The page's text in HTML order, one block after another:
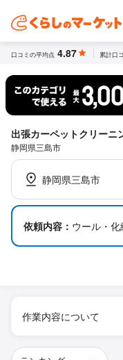
口コミの平均点 4.87 累計口
出張カーペットクリーニ
静岡県三島市
静岡県三島市
依頼内容： ウール・
作業内容について